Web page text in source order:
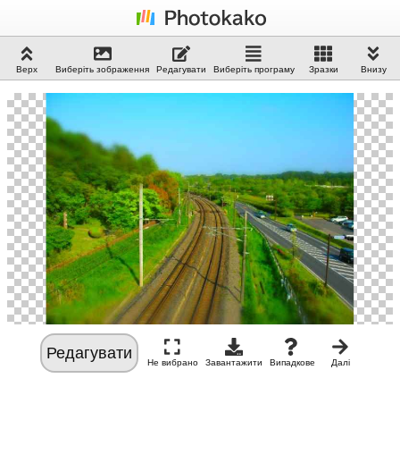
Верх Виберіть зображення Редагувати Виберіть програму Зразки Внизу
Редагувати Не вибрано Завантажити Випадкове Далі